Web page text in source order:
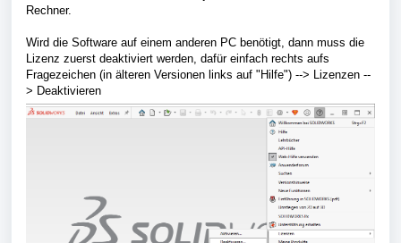
Rechner.
Wird die Software auf einem anderen PC benötigt, dann muss die
Lizenz zuerst deaktiviert werden, dafür einfach rechts aufs
Fragezeichen (in älteren Versionen links auf "Hilfe") --> Lizenzen --
> Deaktivieren